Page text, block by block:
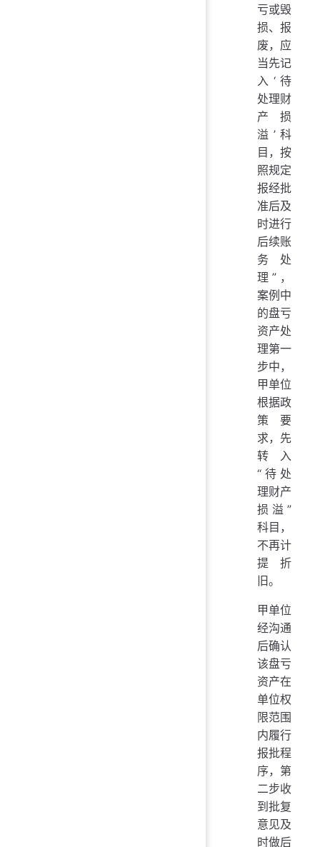
亏或毁
损、报
废，应
当先记
入‘待
处理财
产损
溢’科
目，按
照规定
报经批
准后及
时进行
后续账
务处
理”，
案例中
的盘亏
资产处
理第一
步中，
甲单位
根据政
策要
求，先
转入
“待处
理财产
损溢”
科目，
不再计
提折
旧。
甲单位
经沟通
后确认
该盘亏
资产在
单位权
限范围
内履行
报批程
序，第
二步收
到批复
意见及
时做后